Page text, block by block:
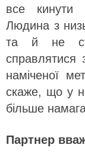
все
Людина з
та й не
справлятися
наміченої
скаже, що у
більше
Партнер